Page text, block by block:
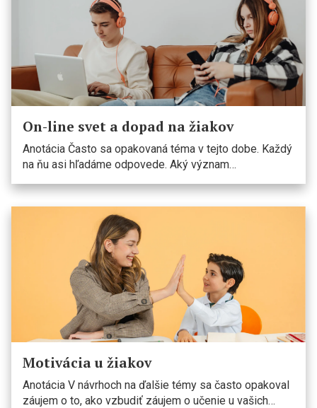
On-line svet a dopad na žiakov
Anotácia Často sa opakovaná téma v tejto dobe. Každý
na ňu asi hľadáme odpovede. Aký význam…
Motivácia u žiakov
Anotácia V návrhoch na ďalšie témy sa často opakoval
záujem o to, ako vzbudiť záujem o učenie u vašich…